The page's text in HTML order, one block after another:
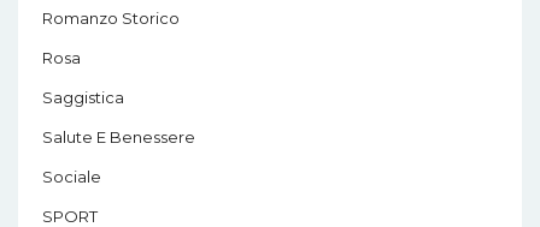
Romanzo Storico
Rosa
Saggistica
Salute E Benessere
Sociale
SPORT